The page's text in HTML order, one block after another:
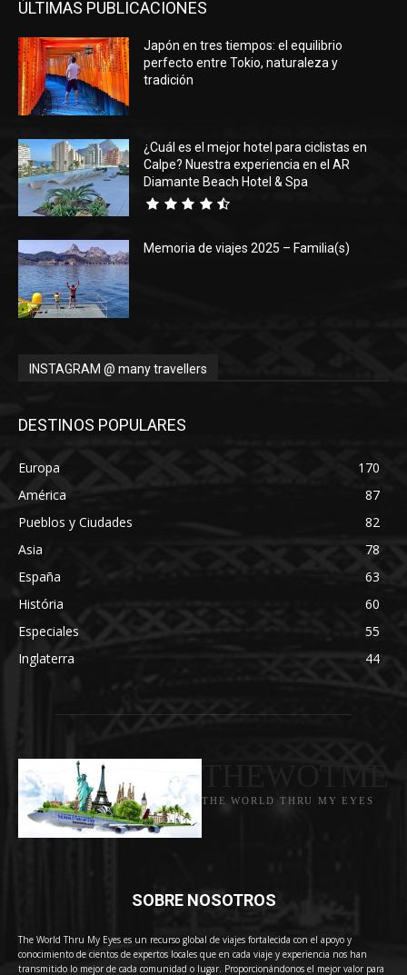
ÚLTIMAS PUBLICACIONES
Japón en tres tiempos: el equilibrio
perfecto entre Tokio, naturaleza y
tradición
¿Cuál es el mejor hotel para ciclistas en
Calpe? Nuestra experiencia en el AR
Diamante Beach Hotel & Spa
Memoria de viajes 2025 – Familia(s)
INSTAGRAM @ many travellers
DESTINOS POPULARES
Europa
170
América
87
Pueblos y Ciudades
82
Asia
78
España
63
História
60
Especiales
55
Inglaterra
44
THE WORLD THRU MY EYES
SOBRE NOSOTROS
The World Thru My Eyes es un recurso global de viajes fortalecida con el apoyo y
conocimiento de cientos de expertos locales que en cada viaje y experiencia nos han
transmitido lo mejor de cada comunidad o lugar. Proporcionándonos el mejor valor para